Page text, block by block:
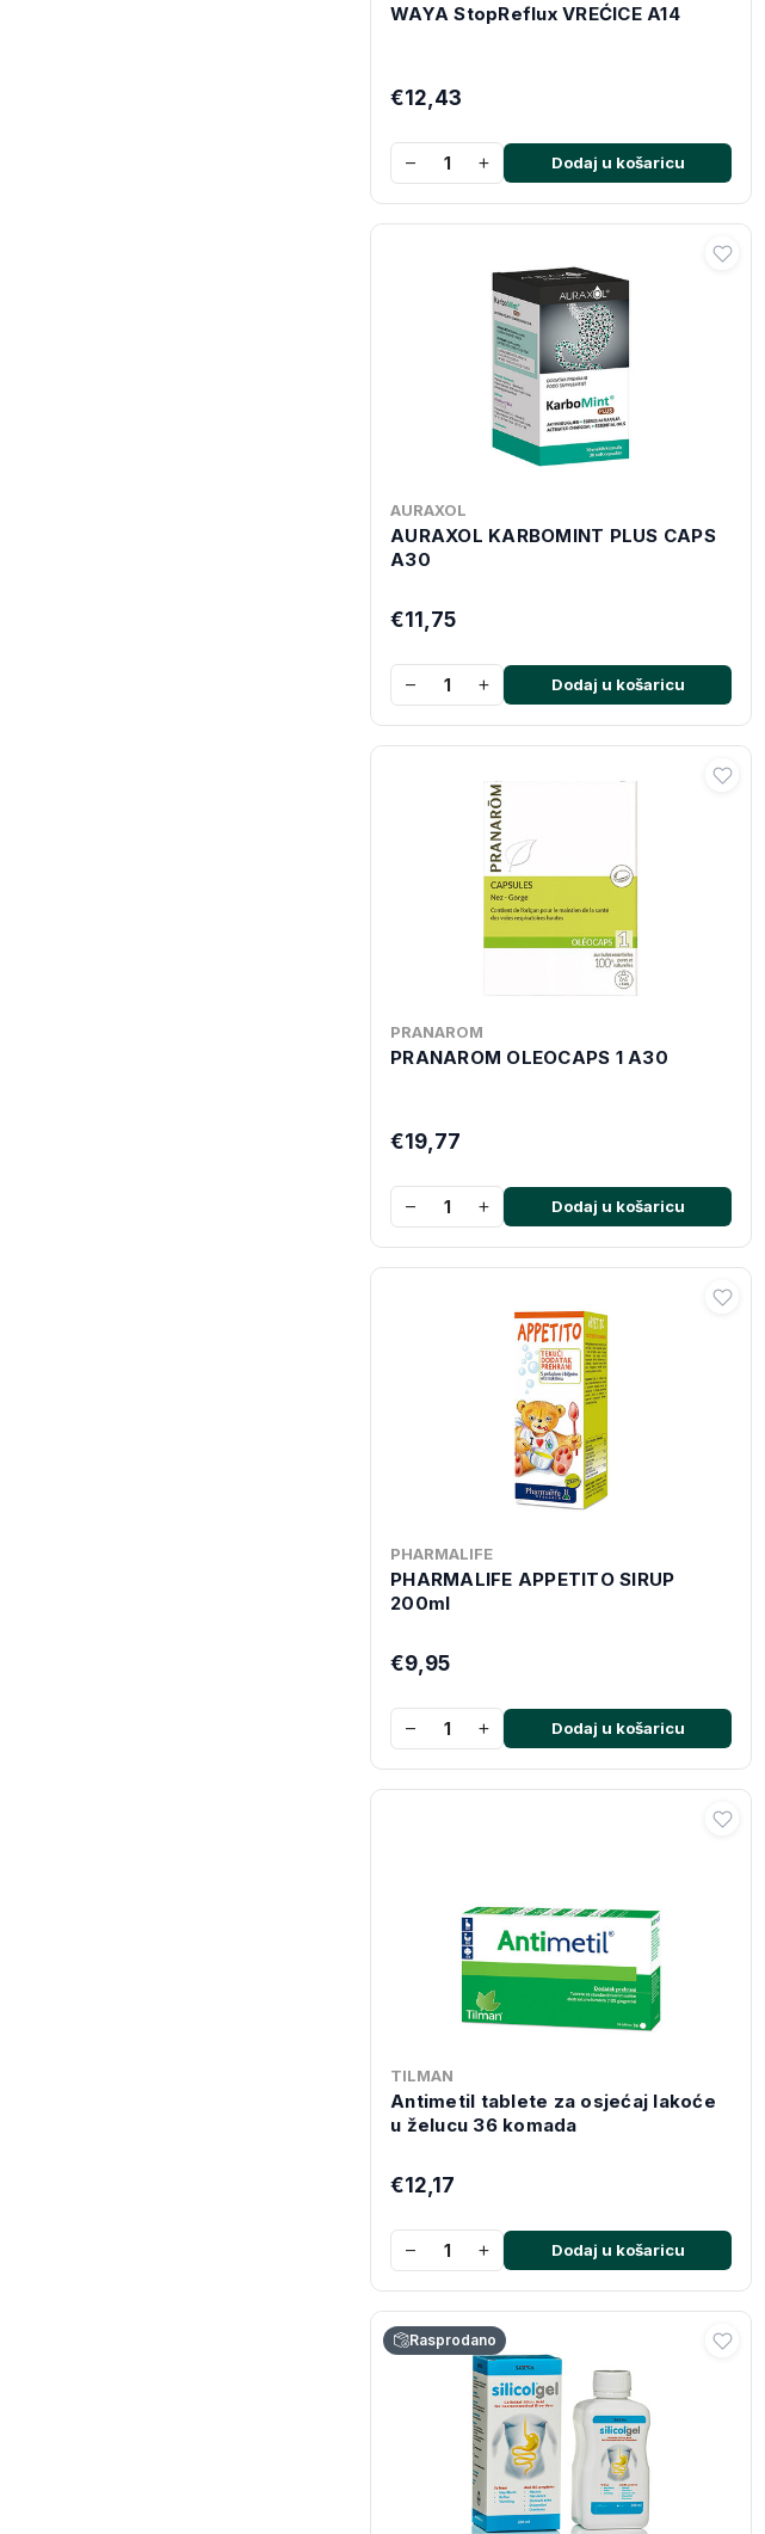
WAYA StopReflux VREĆICE A14
€12,43
− + Dodaj u košaricu
AURAXOL
AURAXOL KARBOMINT PLUS CAPS
A30
€11,75
− + Dodaj u košaricu
PRANAROM
PRANAROM OLEOCAPS 1 A30
€19,77
− + Dodaj u košaricu
PHARMALIFE
PHARMALIFE APPETITO SIRUP
200ml
€9,95
− + Dodaj u košaricu
TILMAN
Antimetil tablete za osjećaj lakoće
u želucu 36 komada
€12,17
− + Dodaj u košaricu
Rasprodano